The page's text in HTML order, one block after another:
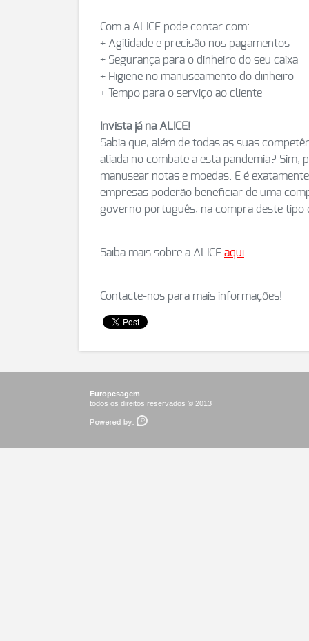
Com a ALICE pode contar com:
+ Agilidade e precisão nos pagamentos
+ Segurança para o dinheiro do seu caixa
+ Higiene no manuseamento do dinheiro
+ Tempo para o serviço ao cliente
Invista já na ALICE!
Sabia que, além de todas as suas
aliada no combate a esta pandemia?
manusear notas e moedas. E é
empresas poderão beneficiar de uma
governo português, na compra deste tipo
Saiba mais sobre a ALICE aqui
Contacte-nos para mais informações!
Europesagem
todos os direitos reservados © 2013